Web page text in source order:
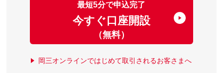
最短5分で申込完了
今すぐ口座開設
（無料）
岡三オンラインではじめて取引されるお客さまへ